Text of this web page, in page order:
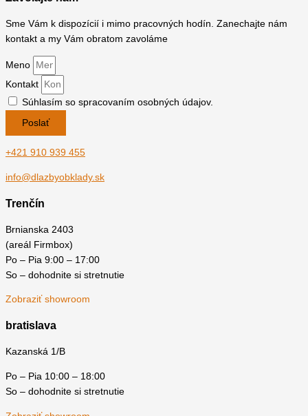
Sme Vám k dispozícií i mimo pracovných hodín. Zanechajte nám
kontakt a my Vám obratom zavoláme
Meno
Kontakt
Súhlasím so spracovaním osobných údajov.
Poslať
+421 910 939 455
info@dlazbyobklady.sk
Trenčín
Brnianska 2403
(areál Firmbox)
Po – Pia 9:00 – 17:00
So – dohodnite si stretnutie
Zobraziť showroom
bratislava
Kazanská 1/B
Po – Pia 10:00 – 18:00
So – dohodnite si stretnutie